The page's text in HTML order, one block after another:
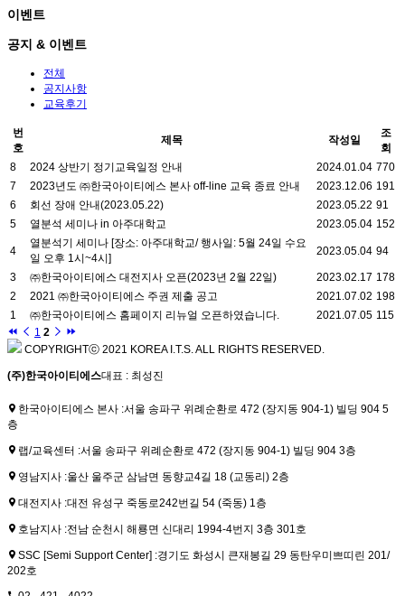
이벤트
공지 & 이벤트
전체
공지사항
교육후기
번
호
제목 작성일
조
회
8
2024 상반기 정기교육일정 안내 2024.01.04 770
7
2023년도 ㈜한국아이티에스 본사 off-line 교육 종료 안내 2023.12.06 191
6
회선 장애 안내(2023.05.22) 2023.05.22 91
5
열분석 세미나 in 아주대학교 2023.05.04 152
4
열분석기 세미나 [장소: 아주대학교/ 행사일: 5월 24일 수요
일 오후 1시~4시]
2023.05.04 94
3 ㈜한국아이티에스 대전지사 오픈(2023년 2월 22일) 2023.02.17 178
2
2021 ㈜한국아이티에스 주권 제출 공고 2021.07.02 198
1
㈜한국아이티에스 홈페이지 리뉴얼 오픈하였습니다. 2021.07.05 115
1 2
COPYRIGHTⓒ 2021 KOREA I.T.S. ALL RIGHTS RESERVED.
(주)한국아이티에스대표 : 최성진
한국아이티에스 본사 :서울 송파구 위례순환로 472 (장지동 904-1) 빌딩 904 5
층
랩/교육센터 :서울 송파구 위례순환로 472 (장지동 904-1) 빌딩 904 3층
영남지사 :울산 울주군 삼남면 동향교4길 18 (교동리) 2층
대전지사 :대전 유성구 죽동로242번길 54 (죽동) 1층
호남지사 :전남 순천시 해룡면 신대리 1994-4번지 3층 301호
SSC [Semi Support Center] :경기도 화성시 큰재봉길 29 동탄우미쁘띠린 201/
202호